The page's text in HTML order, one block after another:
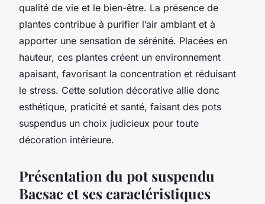
qualité de vie et le bien-être. La présence de
plantes contribue à purifier l’air ambiant et à
apporter une sensation de sérénité. Placées en
hauteur, ces plantes créent un environnement
apaisant, favorisant la concentration et réduisant
le stress. Cette solution décorative allie donc
esthétique, praticité et santé, faisant des pots
suspendus un choix judicieux pour toute
décoration intérieure.
Présentation du pot suspendu
Bacsac et ses caractéristiques